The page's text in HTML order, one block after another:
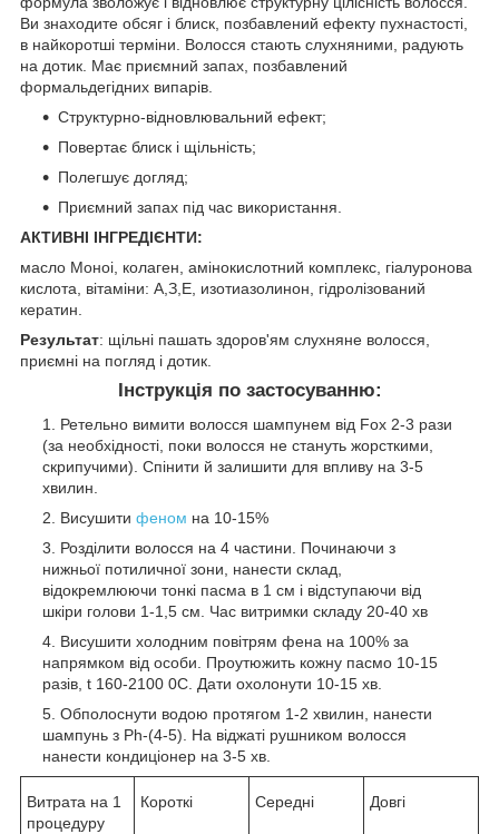
Ви знаходите обсяг і блиск, позбавлений ефекту пухнастості,
в найкоротші терміни. Волосся стають слухняними, радують
на дотик. Має приємний запах, позбавлений
формальдегідних випарів.
Структурно-відновлювальний ефект;
Повертає блиск і щільність;
Полегшує догляд;
Приємний запах під час використання.
АКТИВНІ ІНГРЕДІЄНТИ:
масло Моноі, колаген, амінокислотний комплекс, гіалуронова
кислота, вітаміни: А,З,Е, изотиазолинон, гідролізований
кератин.
Результат: щільні пашать здоров'ям слухняне волосся,
приємні на погляд і дотик.
Інструкція по застосуванню:
Ретельно вимити волосся шампунем від Fox 2-3 рази
(за необхідності, поки волосся не стануть жорсткими,
скрипучими). Спінити й залишити для впливу на 3-5
хвилин.
Висушити феном на 10-15%
Розділити волосся на 4 частини. Починаючи з
нижньої потиличної зони, нанести склад,
відокремлюючи тонкі пасма в 1 см і відступаючи від
шкіри голови 1-1,5 см. Час витримки складу 20-40 хв
Висушити холодним повітрям фена на 100% за
напрямком від особи. Проутюжить кожну пасмо 10-15
разів, t 160-2100 0С. Дати охолонути 10-15 хв.
Обполоснути водою протягом 1-2 хвилин, нанести
шампунь з Ph-(4-5). На віджаті рушником волосся
нанести кондиціонер на 3-5 хв.
Витрата на 1
процедуру
Короткі Середні Довгі